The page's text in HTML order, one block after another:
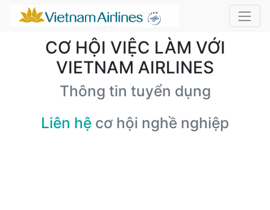
CƠ HỘI VIỆC LÀM VỚI
VIETNAM AIRLINES
Thông tin tuyển dụng
Liên hệ cơ hội nghề nghiệp